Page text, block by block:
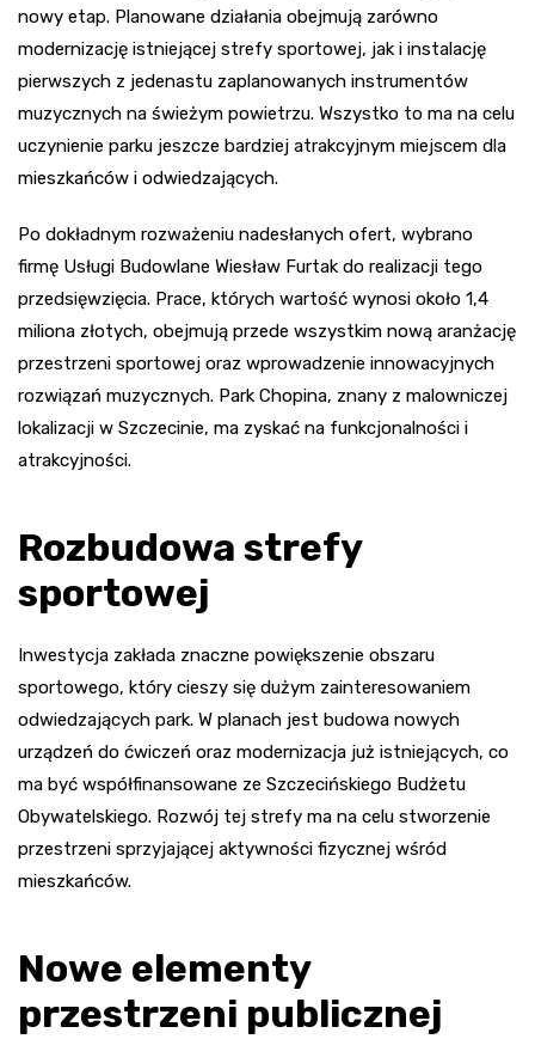
nowy etap. Planowane działania obejmują zarówno
modernizację istniejącej strefy sportowej, jak i instalację
pierwszych z jedenastu zaplanowanych instrumentów
muzycznych na świeżym powietrzu. Wszystko to ma na celu
uczynienie parku jeszcze bardziej atrakcyjnym miejscem dla
mieszkańców i odwiedzających.
Po dokładnym rozważeniu nadesłanych ofert, wybrano
firmę Usługi Budowlane Wiesław Furtak do realizacji tego
przedsięwzięcia. Prace, których wartość wynosi około 1,4
miliona złotych, obejmują przede wszystkim nową aranżację
przestrzeni sportowej oraz wprowadzenie innowacyjnych
rozwiązań muzycznych. Park Chopina, znany z malowniczej
lokalizacji w Szczecinie, ma zyskać na funkcjonalności i
atrakcyjności.
Rozbudowa strefy
sportowej
Inwestycja zakłada znaczne powiększenie obszaru
sportowego, który cieszy się dużym zainteresowaniem
odwiedzających park. W planach jest budowa nowych
urządzeń do ćwiczeń oraz modernizacja już istniejących, co
ma być współfinansowane ze Szczecińskiego Budżetu
Obywatelskiego. Rozwój tej strefy ma na celu stworzenie
przestrzeni sprzyjającej aktywności fizycznej wśród
mieszkańców.
Nowe elementy
przestrzeni publicznej